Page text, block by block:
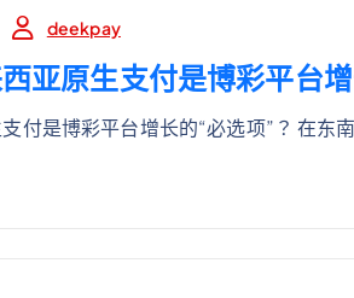
deekpay
亚原生支付是博彩平台增
付是博彩平台增长的“必选项”？ 在东